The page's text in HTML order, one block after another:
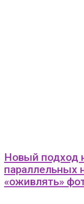
Новый подход
параллельных
«оживлять»